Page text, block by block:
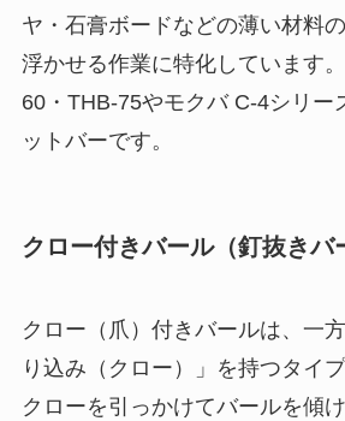
ヤ・石膏ボードなどの薄い材料
浮かせる作業に特化しています
60・THB-75やモクバ C-4シリー
ットバーです。
クロー付きバール（釘抜きバ
クロー（爪）付きバールは、一
り込み（クロー）」を持つタイ
クローを引っかけてバールを傾